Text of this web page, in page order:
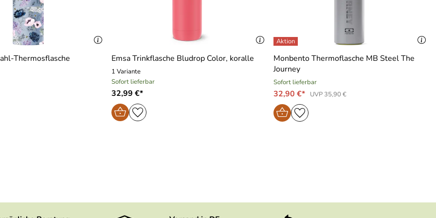
einfaches Öffnen und Verschließen
der Designlinien Pictor & Sculptor, sowie die „Standard Mouth“ Isolierflaschen der SculptorDesignlinie
Thermosflasche
Emsa Trinkflasche Bludrop Color, koralle
1 Variante
Sofort lieferbar
32,99 €*
Monbento Thermoflasche MB Steel The
Journey
Sofort lieferbar
32,90 €* UVP 35,90 €